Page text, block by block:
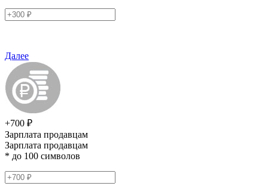
Далее
+700 ₽
Зарплата продавцам
Зарплата продавцам
* до 100 символов